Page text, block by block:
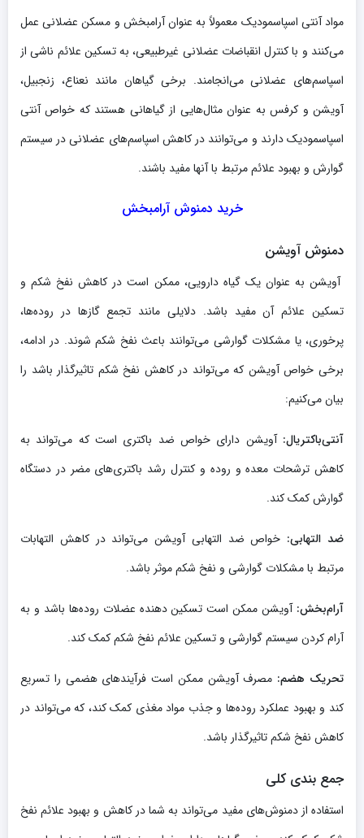
مواد آنتی اسپاسمودیک معمولاً به عنوان آرامبخش و مسکن عضلانی عمل
می‌کنند و با کنترل انقباضات عضلانی غیرطبیعی، به تسکین علائم ناشی از
اسپاسم‌های عضلانی می‌انجامند. برخی گیاهان مانند نعناع، زنجبیل،
آویشن و کرفس به عنوان مثال‌هایی از گیاهانی هستند که خواص آنتی
اسپاسمودیک دارند و می‌توانند در کاهش اسپاسم‌های عضلانی در سیستم
گوارش و بهبود علائم مرتبط با آنها مفید باشند.
خرید دمنوش آرامبخش
دمنوش آویشن
آویشن به عنوان یک گیاه دارویی، ممکن است در کاهش نفخ شکم و
تسکین علائم آن مفید باشد. دلایلی مانند تجمع گازها در روده‌ها،
پرخوری، یا مشکلات گوارشی می‌توانند باعث نفخ شکم شوند. در ادامه،
برخی خواص آویشن که می‌تواند در کاهش نفخ شکم تاثیرگذار باشد را
بیان می‌کنیم:
آنتی‌باکتریال: آویشن دارای خواص ضد باکتری است که می‌تواند به
کاهش ترشحات معده و روده و کنترل رشد باکتری‌های مضر در دستگاه
گوارش کمک کند.
ضد التهابی: خواص ضد التهابی آویشن می‌تواند در کاهش التهابات
مرتبط با مشکلات گوارشی و نفخ شکم موثر باشد.
آرام‌بخش: آویشن ممکن است تسکین دهنده عضلات روده‌ها باشد و به
آرام کردن سیستم گوارشی و تسکین علائم نفخ شکم کمک کند.
تحریک هضم: مصرف آویشن ممکن است فرآیندهای هضمی را تسریع
کند و بهبود عملکرد روده‌ها و جذب مواد مغذی کمک کند، که می‌تواند در
کاهش نفخ شکم تاثیرگذار باشد.
جمع بندی کلی
استفاده از دمنوش‌های مفید می‌تواند به شما در کاهش و بهبود علائم نفخ